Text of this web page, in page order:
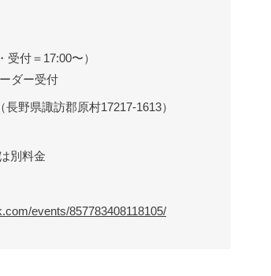
受付＝17:00〜）
ダー受付
野県諏訪郡原村17217-1613）
別料金
events/857783408118105/